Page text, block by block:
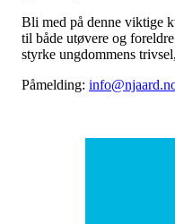
Bli med på denne viktige
til både utøvere og
styrke ungdommens
Påmelding: